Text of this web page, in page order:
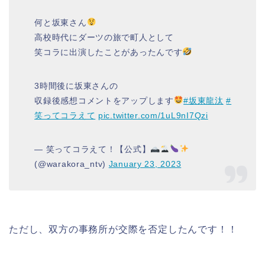
何と坂東さん
高校時代にダーツの旅で町人として
笑コラに出演したことがあったんです
3時間後に坂東さんの
収録後感想コメントをアップします
#坂東龍汰 #
笑ってコラえて pic.twitter.com/1uL9nI7Qzi
— 笑ってコラえて！【公式】
(@warakora_ntv) January 23, 2023
ただし、双方の事務所が交際を否定したんです！！